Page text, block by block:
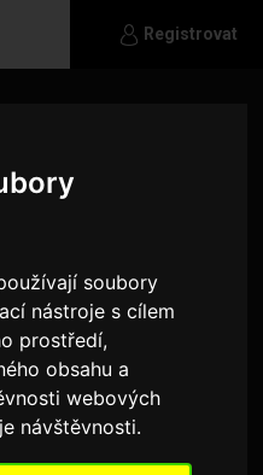
soubory
nástroje s cílem
prostředí,
obsahu a
webových
návštěvnosti.
Registrovat